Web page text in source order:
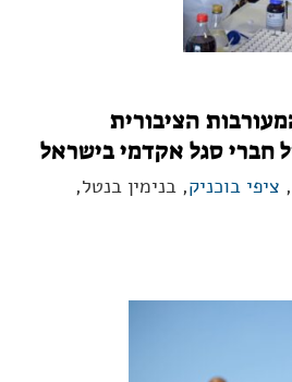
הציבורית
סגל אקדמי בישראל
ציפי בוכניק, בנימין בנטל,